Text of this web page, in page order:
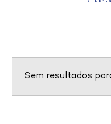
Sem resultados